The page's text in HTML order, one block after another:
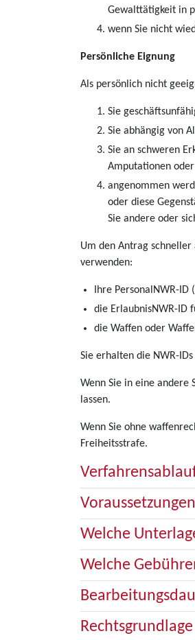
Gewalttätigkeit in
wenn Sie nicht
Persönliche Eignung
Als persönlich nicht
Sie
Sie abhängig von
Sie an schweren
Amputationen
angenommen
oder diese
Sie andere oder
Um den Antrag schneller
verwenden:
Ihre PersonalNWR-
die ErlaubnisNWR-ID
die Waffen oder
Sie erhalten die NWR-
Wenn Sie in eine andere
lassen.
Wenn Sie ohne
Freiheitsstrafe.
Voraussetzungen
Welche
Welche
Rechtsgrundlage